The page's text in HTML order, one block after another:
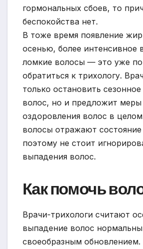
гормональных сбоев, то
беспокойства нет.
В тоже время появление
осенью, более интенсивное
ломкие волосы — это уже
обратиться к трихологу.
только остановить
волос, но и предложит меры
оздоровления волос в
волосы отражают состояние
поэтому не стоит
выпадения волос.
Как помочь
Врачи-трихологи считают
выпадение волос
своеобразным